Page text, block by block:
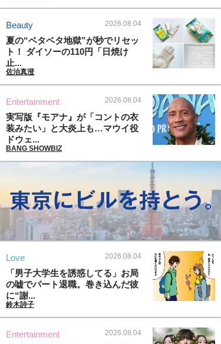
Beauty 2026.08.04
夏の“ベタベタ地獄”が秒でリセッ
ト！ ダイソーの110円「日焼け
止...
佐治真澄
Entertainment 2026.08.04
実写版『モアナ』が「コントの衣
装みたい」と大炎上も…マウイ役
ドウェ...
BANG SHOWBIZ
Love 2026.08.04
「男子大学生を誘惑してる」お局
の嘘でパート退職。巻き込んだ彼
に“謝...
鈴木詩子
Entertainment 2026.08.04